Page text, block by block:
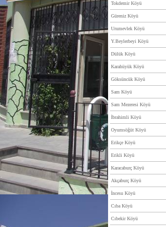
Tokdemir Köyü
Güreniz Köyü
Urumevlek Köyü
Y.Beylerbeyi Köyü
Dülük Köyü
Karahüyük Köyü
Göksüncük Köyü
Sam Köyü
Sam Mezeresi Köyü
İbrahimli Köyü
Oyumsöğüt Köyü
Erikçe Köyü
Erikli Köyü
Karacaburç Köyü
Akçaburç Köyü
İncesu Köyü
Cıba Köyü
Cıbekir Köyü